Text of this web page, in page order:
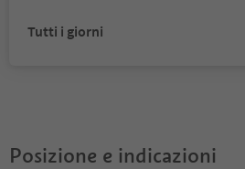
Tutti i giorni
Posizione e indicazioni